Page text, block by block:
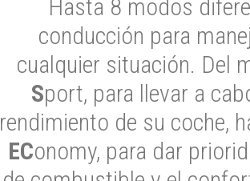
Hasta 8 modos
conducción para
cualquier situación. Del
Sport, para llevar a
rendimiento de su coche,
EConomy, para dar